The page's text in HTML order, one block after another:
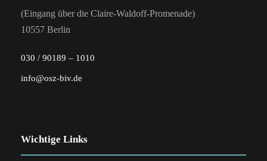
(Eingang über die Claire-Waldoff-Promenade)
10557 Berlin
030 / 90189 – 1010
info@osz-biv.de
Wichtige Links